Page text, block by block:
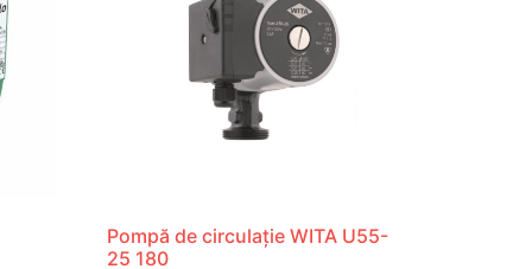
Pompă de circulație WITA U55-
25 180